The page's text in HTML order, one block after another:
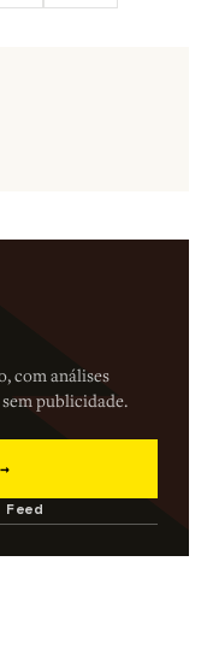
com análises
publicidade.
→